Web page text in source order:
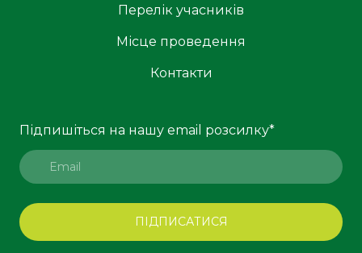
Перелік учасників
Місце проведення
Контакти
Підпишіться на нашу email розсилку*
ПІДПИСАТИСЯ